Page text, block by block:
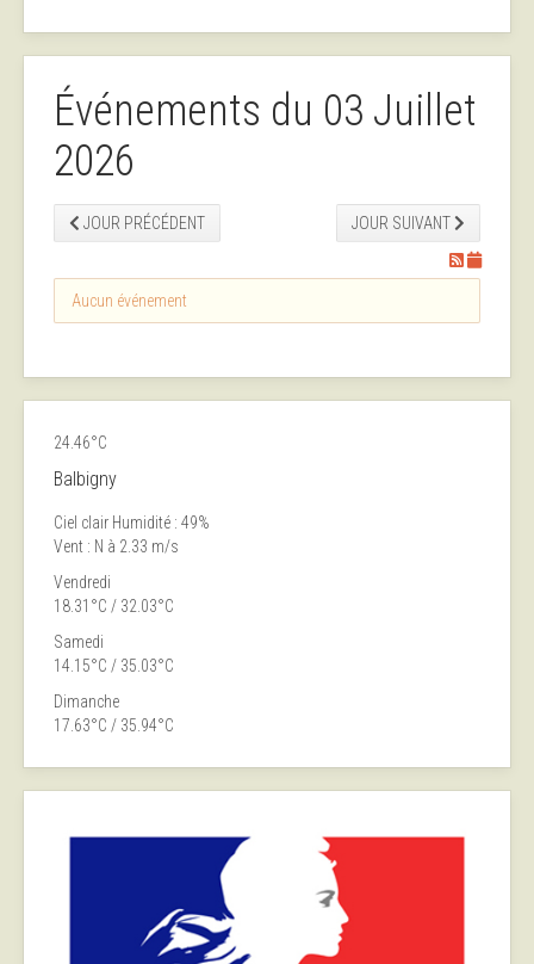
Événements du 03 Juillet
2026
JOUR PRÉCÉDENT JOUR SUIVANT
Aucun événement
24.46°C
Balbigny
Ciel clair Humidité : 49%
Vent : N à 2.33 m/s
Vendredi
18.31°C / 32.03°C
Samedi
14.15°C / 35.03°C
Dimanche
17.63°C / 35.94°C